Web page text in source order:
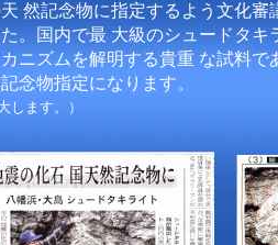
然記念物に指定するよう文化審
。国内で最 大級のシュードタキ
ニズムを解明する貴重 な試料で
念物指定になります。
します。）